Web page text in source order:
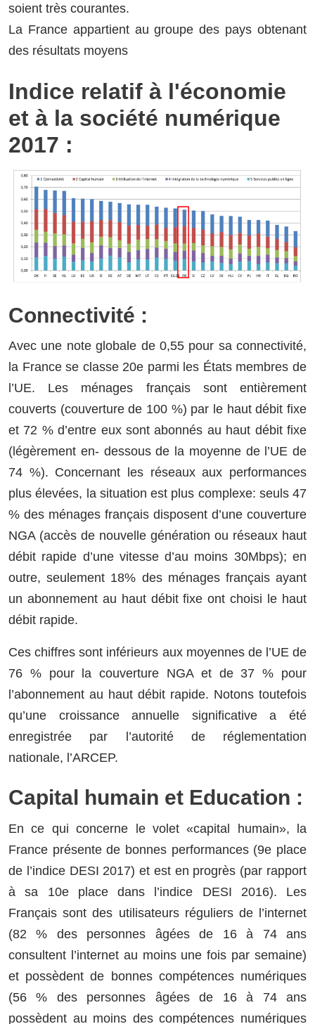
soient très courantes.
La France appartient au groupe des pays obtenant
des résultats moyens
Indice relatif à l'économie
et à la société numérique
2017 :
Connectivité :
Avec une note globale de 0,55 pour sa connectivité,
la France se classe 20e parmi les États membres de
l’UE. Les ménages français sont entièrement
couverts (couverture de 100 %) par le haut débit fixe
et 72 % d’entre eux sont abonnés au haut débit fixe
(légèrement en- dessous de la moyenne de l’UE de
74 %). Concernant les réseaux aux performances
plus élevées, la situation est plus complexe: seuls 47
% des ménages français disposent d’une couverture
NGA (accès de nouvelle génération ou réseaux haut
débit rapide d’une vitesse d’au moins 30Mbps); en
outre, seulement 18% des ménages français ayant
un abonnement au haut débit fixe ont choisi le haut
débit rapide.
Ces chiffres sont inférieurs aux moyennes de l’UE de
76 % pour la couverture NGA et de 37 % pour
l’abonnement au haut débit rapide. Notons toutefois
qu’une croissance annuelle significative a été
enregistrée par l’autorité de réglementation
nationale, l’ARCEP.
Capital humain et Education :
En ce qui concerne le volet «capital humain», la
France présente de bonnes performances (9e place
de l’indice DESI 2017) et est en progrès (par rapport
à sa 10e place dans l’indice DESI 2016). Les
Français sont des utilisateurs réguliers de l’internet
(82 % des personnes âgées de 16 à 74 ans
consultent l’internet au moins une fois par semaine)
et possèdent de bonnes compétences numériques
(56 % des personnes âgées de 16 à 74 ans
possèdent au moins des compétences numériques